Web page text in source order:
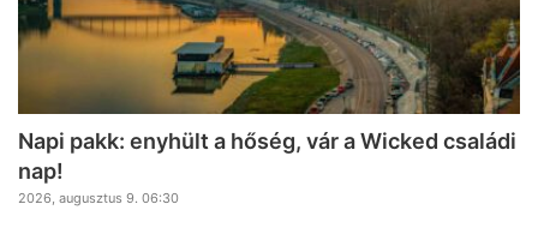
Napi pakk: enyhült a hőség, vár a Wicked családi
nap!
2026, augusztus 9. 06:30